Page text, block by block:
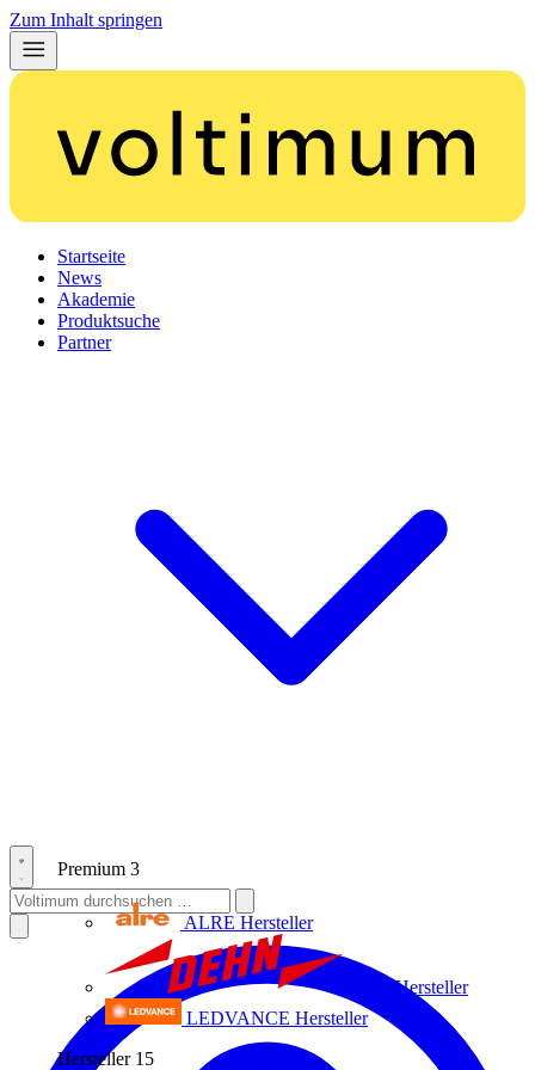
Zum Inhalt springen
Startseite
News
Akademie
Produktsuche
Partner
Premium 3
ALRE Hersteller
Hersteller
LEDVANCE Hersteller
Hersteller 15